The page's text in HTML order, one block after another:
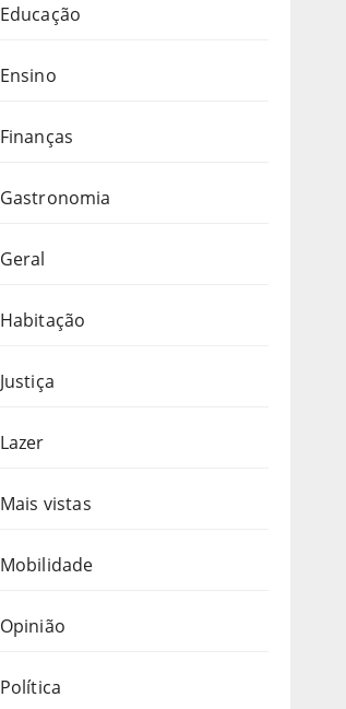
Educação
Ensino
Finanças
Gastronomia
Geral
Habitação
Justiça
Lazer
Mais vistas
Mobilidade
Opinião
Política